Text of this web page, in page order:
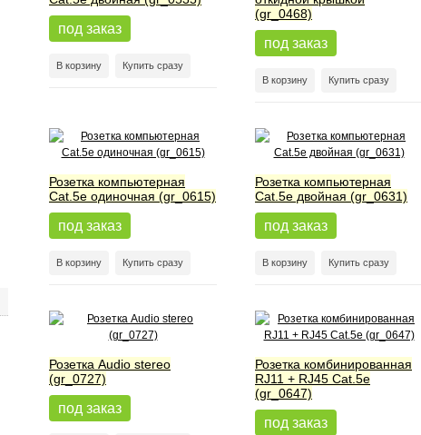
под заказ
В корзину Купить сразу
(gr_0468)
под заказ
В корзину Купить сразу
Розетка компьютерная
Cat.5e одиночная (gr_0615)
под заказ
В корзину Купить сразу
Розетка компьютерная
Cat.5e двойная (gr_0631)
под заказ
В корзину Купить сразу
Розетка Audio stereo
(gr_0727)
под заказ
Розетка комбинированная
RJ11 + RJ45 Cat.5e
(gr_0647)
под заказ